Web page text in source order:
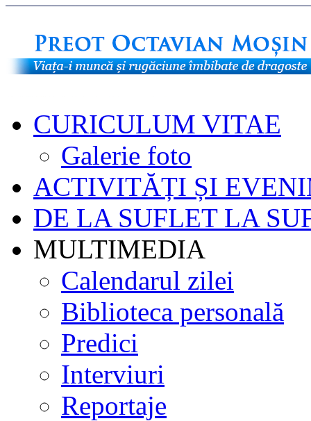
CURICULUM VITAE
Galerie foto
ACTIVITĂȚI ȘI
DE LA SUFLET LA
MULTIMEDIA
Calendarul zilei
Biblioteca personală
Predici
Interviuri
Reportaje